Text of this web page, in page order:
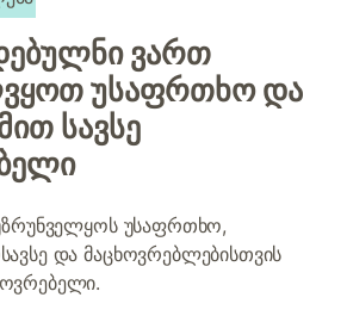
ვართ
უსაფრთხო და
სავსე
უზრუნველყოს უსაფრთხო,
და მაცხოვრებლებისთვის